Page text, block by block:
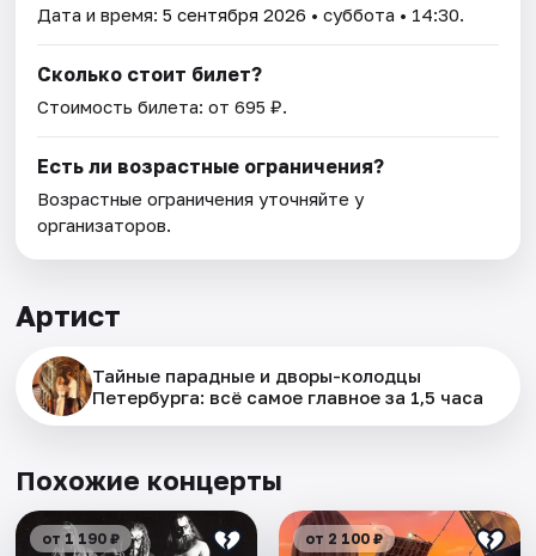
Дата и время:5 сентября 2026 • суббота • 14:30.
Сколько стоит билет?
Стоимость билета: от 695 ₽.
Есть ли возрастные ограничения?
Возрастные ограничения уточняйте у
организаторов.
Артист
Тайные парадные и дворы-колодцы
Петербурга: всё самое главное за 1,5 часа
Похожие концерты
от 1 190 ₽ от 2 100 ₽